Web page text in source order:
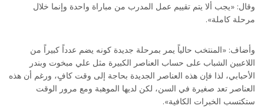
وقال: «يجب ألا يتم تقييم عمل المدرب من مباراة واحدة وإنما خلال
مرحلة كاملة».
وأضاف: «المنتخب حالياً يمر بمرحلة جديدة كونه يضم عدداً كبيراً من
اللاعبين الشباب على حساب العناصر الكبيرة مثل علي مبخوت وبندر
الأحبابي، لذا فإن هذه العناصر الجديدة بحاجة إلى وقت كافٍ، ورغم أن هذه
العناصر تعد صغيرة في السن، لكن لديها الموهبة ومع مرور الوقت
ستكتسب الخبرات الكافية».